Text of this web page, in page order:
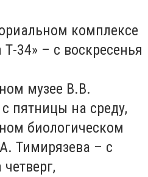
комплексе
34» – с воскресенья
музее В.В.
пятницы на среду,
биологическом
Тимирязева – с